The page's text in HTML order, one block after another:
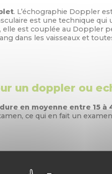
. L’échographie Doppler
est une technique qui
est couplée au Doppler
dans les vaisseaux et
un doppler ou
dure en moyenne entre 15 à
ce qui en fait un